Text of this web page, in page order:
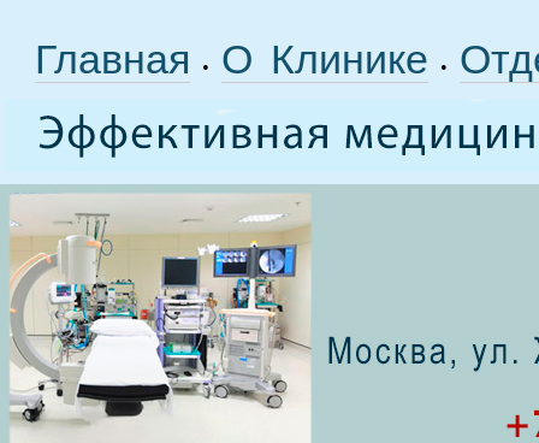
Главная • О Клинике •